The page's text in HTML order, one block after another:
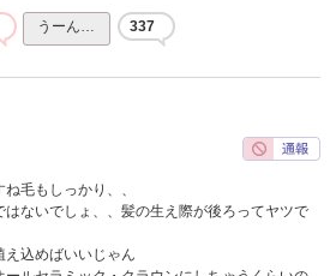
うーん… 337
毛もしっかり、、
はないでしょ、、髪の生え際が後ろってヤツで
込めばいいじゃん